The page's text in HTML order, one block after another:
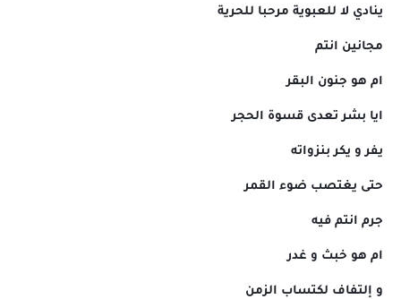
ينادي لا للعبوية مرحبا للحرية
مجانين انتم
ام هو جنون البقر
ايا بشر تعدى قسوة الحجر
يفر و يكر بنزواته
حتى يغتصب ضوء القمر
جرم انتم فيه
ام هو خبث و غدر
و إلتفاف لكتساب الزمن